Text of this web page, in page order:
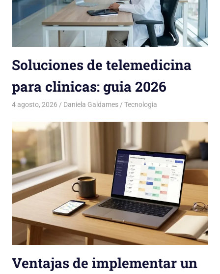
Soluciones de telemedicina
para clinicas: guia 2026
4 agosto, 2026 Daniela Galdames Tecnologia
Ventajas de implementar un